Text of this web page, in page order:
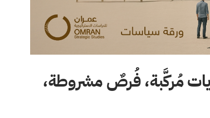
مُركَّبة، فُرصٌ مشروطة،